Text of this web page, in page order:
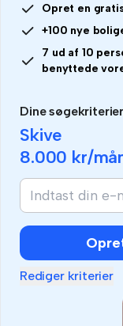
Opret en
+100 nye
7 ud af 10
benyttede
Dine søgekriterier
Skive
8.000 kr/
Hvis
du
er
menneske,
så
ignorer
Rediger kriterier